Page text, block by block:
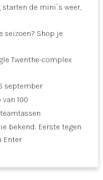
starten de mini`s weer,
seizoen? Shop je
Twenthe-complex
september
100
bekend: Eerste tegen
Enter